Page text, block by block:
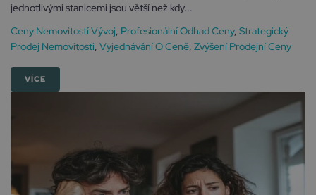
jednotlivými stanicemi jsou větší než kdy...
Ceny Nemovitostí Vývoj, Profesionální Odhad Ceny, Strategický
Prodej Nemovitosti, Vyjednávání O Ceně, Zvýšení Prodejní Ceny
VÍCE